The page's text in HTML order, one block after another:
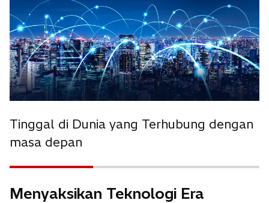
Tinggal di Dunia yang Terhubung dengan
masa depan
Menyaksikan Teknologi Era